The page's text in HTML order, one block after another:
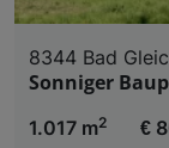
8344 Bad
Sonniger
1.017 m2
€